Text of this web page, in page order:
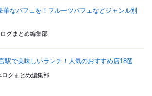
華なパフェを！フルーツパフェなどジャンル別
グまとめ編集部
駅で美味しいランチ！人気のおすすめ店18選
ログまとめ編集部